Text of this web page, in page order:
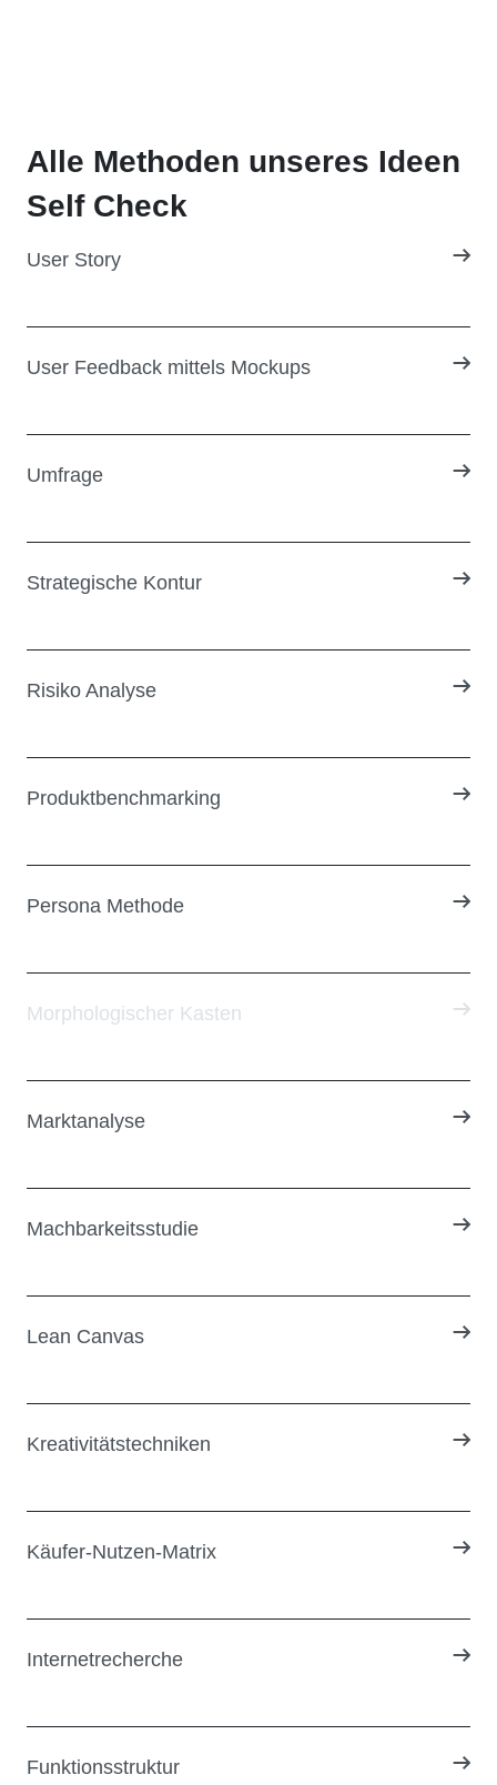
Alle Methoden unseres Ideen
Self Check
User Story
User Feedback mittels Mockups
Umfrage
Strategische Kontur
Risiko Analyse
Produktbenchmarking
Persona Methode
Morphologischer Kasten
Marktanalyse
Machbarkeitsstudie
Lean Canvas
Kreativitätstechniken
Käufer-Nutzen-Matrix
Internetrecherche
Funktionsstruktur